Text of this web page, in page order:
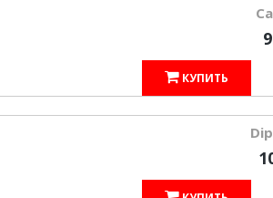
КУПИТЬ